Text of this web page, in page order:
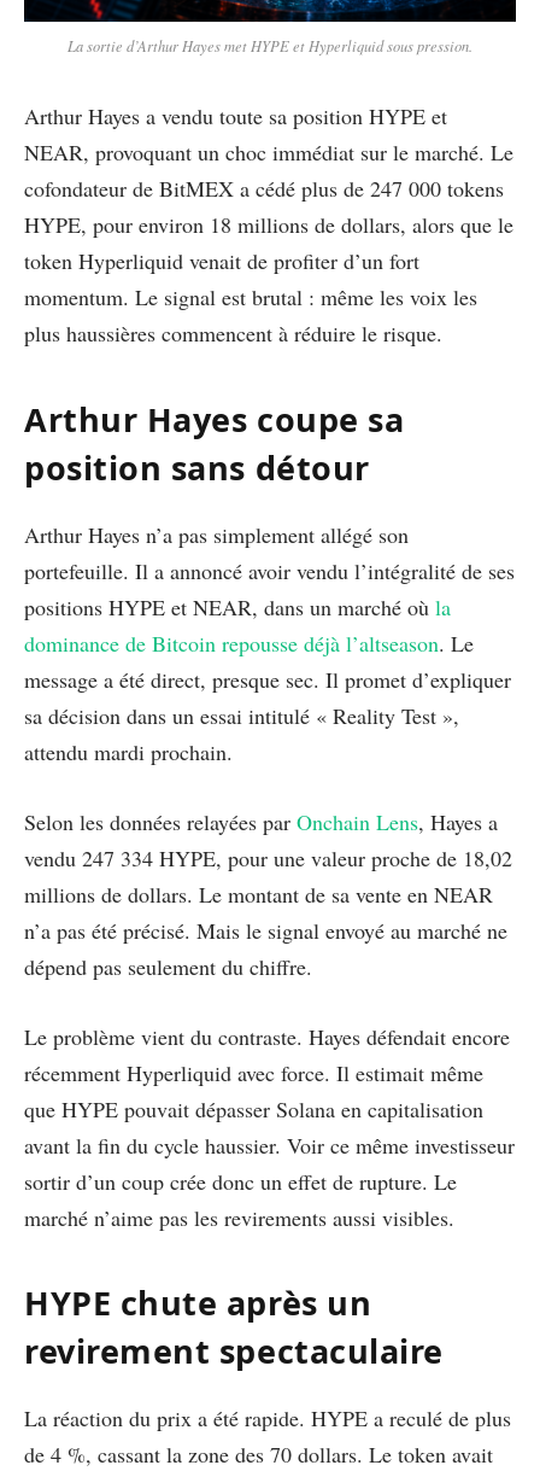
La sortie d’Arthur Hayes met HYPE et Hyperliquid sous pression.
Arthur Hayes a vendu toute sa position HYPE et
NEAR, provoquant un choc immédiat sur le marché. Le
cofondateur de BitMEX a cédé plus de 247 000 tokens
HYPE, pour environ 18 millions de dollars, alors que le
token Hyperliquid venait de profiter d’un fort
momentum. Le signal est brutal : même les voix les
plus haussières commencent à réduire le risque.
Arthur Hayes coupe sa
position sans détour
Arthur Hayes n’a pas simplement allégé son
portefeuille. Il a annoncé avoir vendu l’intégralité de ses
positions HYPE et NEAR, dans un marché où la
dominance de Bitcoin repousse déjà l’altseason. Le
message a été direct, presque sec. Il promet d’expliquer
sa décision dans un essai intitulé « Reality Test »,
attendu mardi prochain.
Selon les données relayées par Onchain Lens, Hayes a
vendu 247 334 HYPE, pour une valeur proche de 18,02
millions de dollars. Le montant de sa vente en NEAR
n’a pas été précisé. Mais le signal envoyé au marché ne
dépend pas seulement du chiffre.
Le problème vient du contraste. Hayes défendait encore
récemment Hyperliquid avec force. Il estimait même
que HYPE pouvait dépasser Solana en capitalisation
avant la fin du cycle haussier. Voir ce même investisseur
sortir d’un coup crée donc un effet de rupture. Le
marché n’aime pas les revirements aussi visibles.
HYPE chute après un
revirement spectaculaire
La réaction du prix a été rapide. HYPE a reculé de plus
de 4 %, cassant la zone des 70 dollars. Le token avait